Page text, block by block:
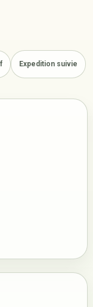
Expedition suivie